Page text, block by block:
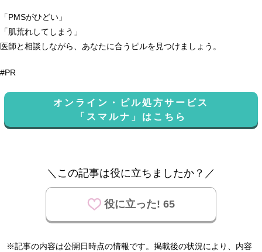
「PMSがひどい」
「肌荒れしてしまう」
医師と相談しながら、あなたに合うピルを見つけましょう。
#PR
オンライン・ピル処方サービス
「スマルナ」はこちら
＼この記事は役に立ちましたか？／
役に立った! 65
※記事の内容は公開日時点の情報です。掲載後の状況により、内容